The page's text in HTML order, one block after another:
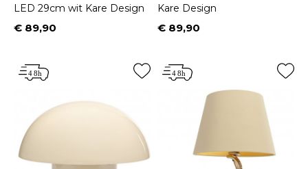
LED 29cm wit Kare Design
Prijs
€ 89,90
Kare Design
Prijs
€ 89,90